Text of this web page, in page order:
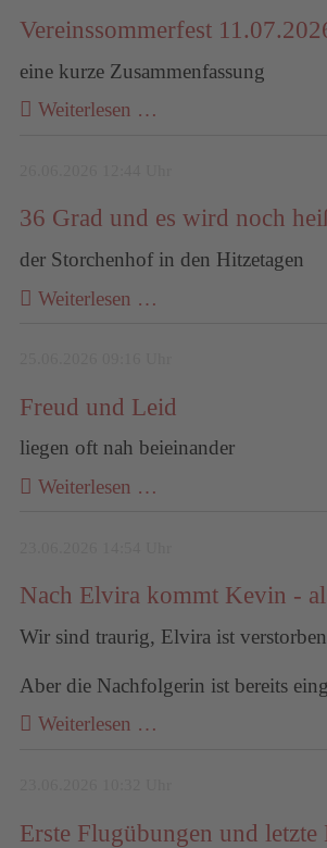
Vereinssommerfest
eine kurze Zusammenfassung
Weiterlesen …
36 Grad und es wird noch
der Storchenhof in den Hitzetagen
Weiterlesen …
Freud und Leid
liegen oft nah beieinander
Weiterlesen …
Nach Elvira kommt Kevin -
Wir sind traurig, Elvira ist
Aber die Nachfolgerin ist bereits
Weiterlesen …
Erste Flugübungen und letzte